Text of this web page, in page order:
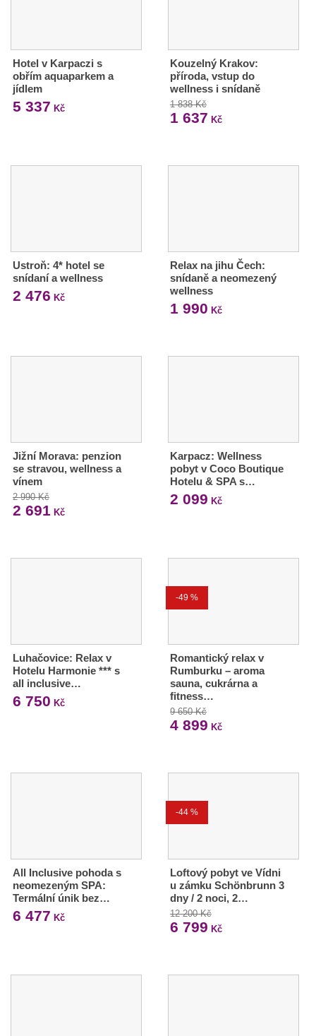
Hotel v Karpaczi s
obřím aquaparkem a
jídlem
5 337 Kč
Kouzelný Krakov:
příroda, vstup do
wellness i snídaně
1 838 Kč
1 637 Kč
Ustroň: 4* hotel se
snídaní a wellness
2 476 Kč
Relax na jihu Čech:
snídaně a neomezený
wellness
1 990 Kč
Jižní Morava: penzion
se stravou, wellness a
vínem
2 990 Kč
2 691 Kč
Karpacz: Wellness
pobyt v Coco Boutique
Hotelu & SPA s…
2 099 Kč
Luhačovice: Relax v
Hotelu Harmonie *** s
all inclusive…
6 750 Kč
-49 %
Romantický relax v
Rumburku – aroma
sauna, cukrárna a
fitness…
9 650 Kč
4 899 Kč
All Inclusive pohoda s
neomezeným SPA:
Termální únik bez…
6 477 Kč
-44 %
Loftový pobyt ve Vídni
u zámku Schönbrunn 3
dny / 2 noci, 2…
12 200 Kč
6 799 Kč